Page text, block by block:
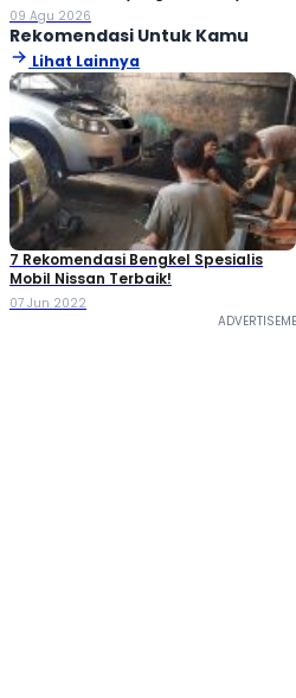
Dibeli
09 Agu 2026
Rekomendasi Untuk Kamu
Lihat Lainnya
7 Rekomendasi Bengkel Spesialis
Mobil Nissan Terbaik!
07 Jun 2022